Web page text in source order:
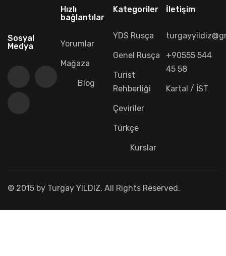
Sosyal
Medya
Hızlı
bağlantılar
Yorumlar
Mağaza
Blog
Kategoriler
YDS Rusça
Genel Rusça
Turist
Rehberliği
Çeviriler
Türkçe
Kurslar
İletişim
+90555 544
45 58
Kartal / İST
© 2015 by Turgay YILDIZ, All Rights Reserved.